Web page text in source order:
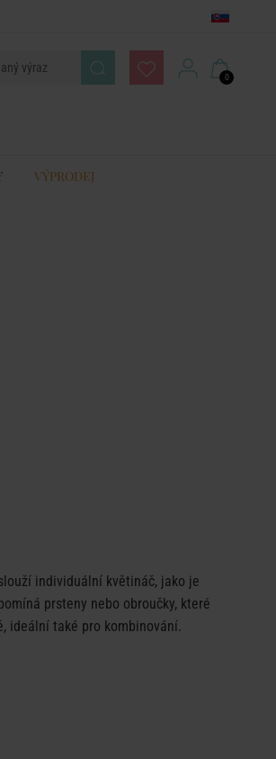
0
VÝPRODEJ
individuální květináč, jako je
prsteny nebo obroučky, které
ideální také pro kombinování.